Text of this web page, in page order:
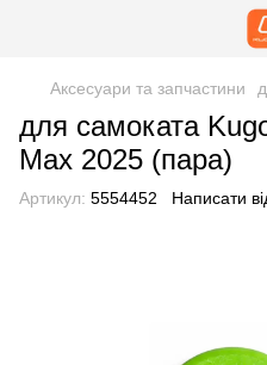
Аксесуари та запчастини
для самоката
Max 2025 (пара)
Артикул: 5554452 Написати